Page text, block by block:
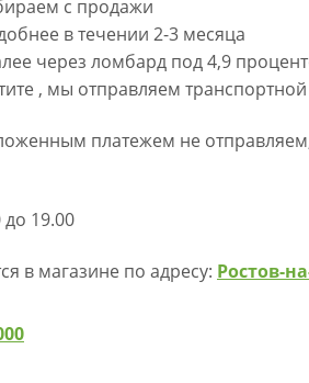
с продажи
в течении 2-3 месяца
через ломбард под 4,9
, мы отправляем
платежем не
19.00
в магазине по адресу: Ростов-